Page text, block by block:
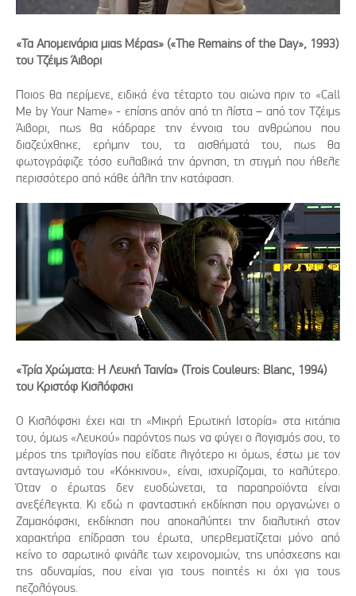
«Τα Απομεινάρια μιας Μέρας» («The Remains of the Day», 1993)
του Τζέιμς Άιβορι
Ποιος θα περίμενε, ειδικά ένα τέταρτο του αιώνα πριν το «Call
Me by Your Name» - επίσης απόν από τη λίστα – από τον Τζέιμς
Άιβορι, πως θα κάδραρε την έννοια του ανθρώπου που
διαζεύχθηκε, ερήμην του, τα αισθήματά του, πως θα
φωτογράφιζε τόσο ευλαβικά την άρνηση, τη στιγμή που ήθελε
περισσότερο από κάθε άλλη την κατάφαση.
«Τρία Χρώματα: Η Λευκή Ταινία» (Trois Couleurs: Blanc, 1994)
του Κριστόφ Κισλόφσκι
Ο Κισλόφσκι έχει και τη «Μικρή Ερωτική Ιστορία» στα κιτάπια
του, όμως «Λευκού» παρόντος πως να φύγει ο λογισμός σου, το
μέρος της τριλογίας που είδατε λιγότερο κι όμως, έστω με τον
ανταγωνισμό του «Κόκκινου», είναι, ισχυρίζομαι, το καλύτερο.
Όταν ο έρωτας δεν ευοδώνεται, τα παραπροϊόντα είναι
ανεξέλεγκτα. Κι εδώ η φανταστική εκδίκηση που οργανώνει ο
Ζαμακόφσκι, εκδίκηση που αποκαλύπτει την διαλυτική στον
χαρακτήρα επίδραση του έρωτα, υπερθεματίζεται μόνο από
κείνο το σαρωτικό φινάλε των χειρονομιών, της υπόσχεσης και
της αδυναμίας, που είναι για τους ποιητές κι όχι για τους
πεζολόγους.